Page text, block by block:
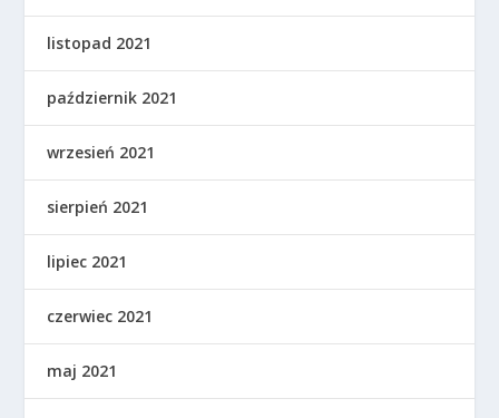
listopad 2021
październik 2021
wrzesień 2021
sierpień 2021
lipiec 2021
czerwiec 2021
maj 2021